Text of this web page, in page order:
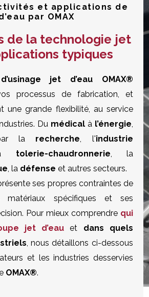
et applications de
par OMAX
de la technologie jet
typiques
jet d’eau OMAX®
processus de fabrication, et
une grande flexibilité, au service
Du médical à l’énergie,
la recherche, l'industrie
tolerie-chaudronnerie, la
, la défenseet autres secteurs.
ses propres contraintes de
matériaux spécifiques et ses
Pour mieux comprendre qui
jet d’eau et dans quels
, nous détaillons ci-dessous
et les industries desservies
OMAX®.